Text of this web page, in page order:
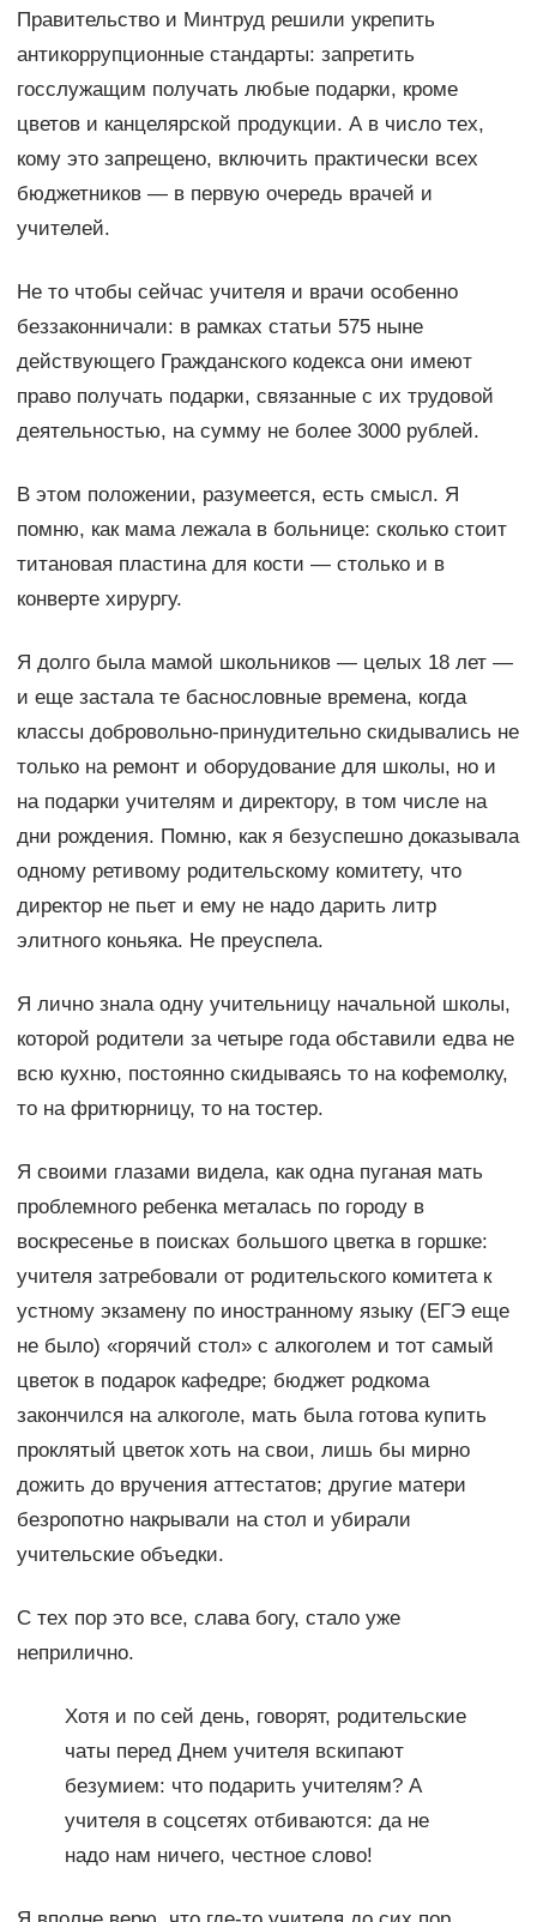
Правительство и Минтруд решили укрепить
антикоррупционные стандарты: запретить
госслужащим получать любые подарки, кроме
цветов и канцелярской продукции. А в число тех,
кому это запрещено, включить практически всех
бюджетников — в первую очередь врачей и
учителей.
Не то чтобы сейчас учителя и врачи особенно
беззаконничали: в рамках статьи 575 ныне
действующего Гражданского кодекса они имеют
право получать подарки, связанные с их трудовой
деятельностью, на сумму не более 3000 рублей.
В этом положении, разумеется, есть смысл. Я
помню, как мама лежала в больнице: сколько стоит
титановая пластина для кости — столько и в
конверте хирургу.
Я долго была мамой школьников — целых 18 лет —
и еще застала те баснословные времена, когда
классы добровольно-принудительно скидывались не
только на ремонт и оборудование для школы, но и
на подарки учителям и директору, в том числе на
дни рождения. Помню, как я безуспешно доказывала
одному ретивому родительскому комитету, что
директор не пьет и ему не надо дарить литр
элитного коньяка. Не преуспела.
Я лично знала одну учительницу начальной школы,
которой родители за четыре года обставили едва не
всю кухню, постоянно скидываясь то на кофемолку,
то на фритюрницу, то на тостер.
Я своими глазами видела, как одна пуганая мать
проблемного ребенка металась по городу в
воскресенье в поисках большого цветка в горшке:
учителя затребовали от родительского комитета к
устному экзамену по иностранному языку (ЕГЭ еще
не было) «горячий стол» с алкоголем и тот самый
цветок в подарок кафедре; бюджет родкома
закончился на алкоголе, мать была готова купить
проклятый цветок хоть на свои, лишь бы мирно
дожить до вручения аттестатов; другие матери
безропотно накрывали на стол и убирали
учительские объедки.
С тех пор это все, слава богу, стало уже
неприлично.
Хотя и по сей день, говорят, родительские
чаты перед Днем учителя вскипают
безумием: что подарить учителям? А
учителя в соцсетях отбиваются: да не
надо нам ничего, честное слово!